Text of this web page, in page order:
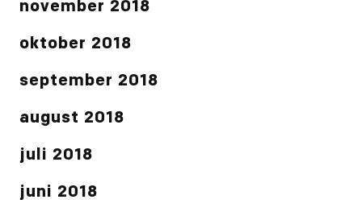
november 2018
oktober 2018
september 2018
august 2018
juli 2018
juni 2018